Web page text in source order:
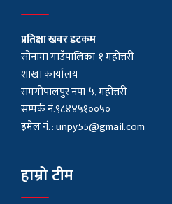
प्रतिक्षा खबर डटकम
सोनामा गाउँपालिका-१ महोत्तरी
शाखा कार्यालय
रामगोपालपुर नपा-५, महोत्तरी
सम्पर्क नं.९८४४५१००५०
इमेल नं. :unpy55@gmail.com
हाम्रो टीम